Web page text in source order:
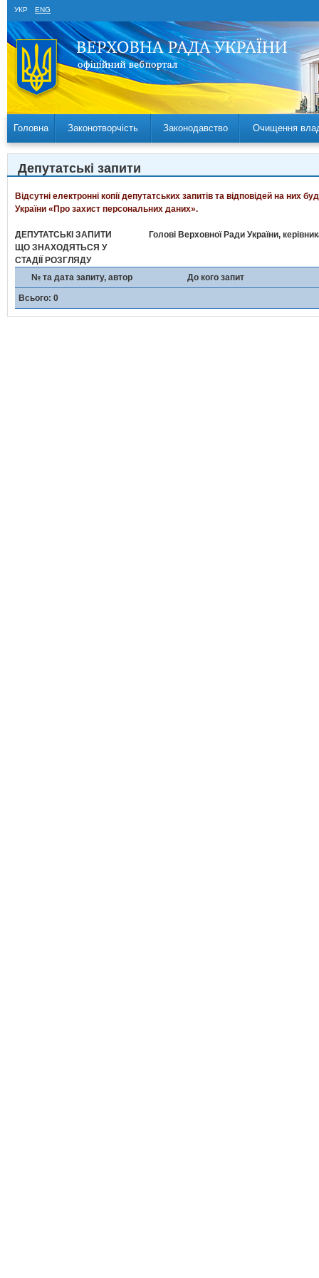
УКР ENG
Головна Законотворчість Законодавство Очищення
Депутатські запити
Відсутні електронні копії депутатських запитів та відповідей на
України «Про захист персональних даних».
ДЕПУТАТСЬКІ ЗАПИТИ
ЩО ЗНАХОДЯТЬСЯ У
СТАДІЇ РОЗГЛЯДУ
Голові Верховної Ради України,
№ та дата запиту, автор До кого запит
Всього: 0